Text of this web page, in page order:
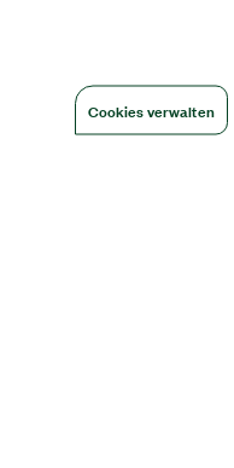
Cookies verwalten